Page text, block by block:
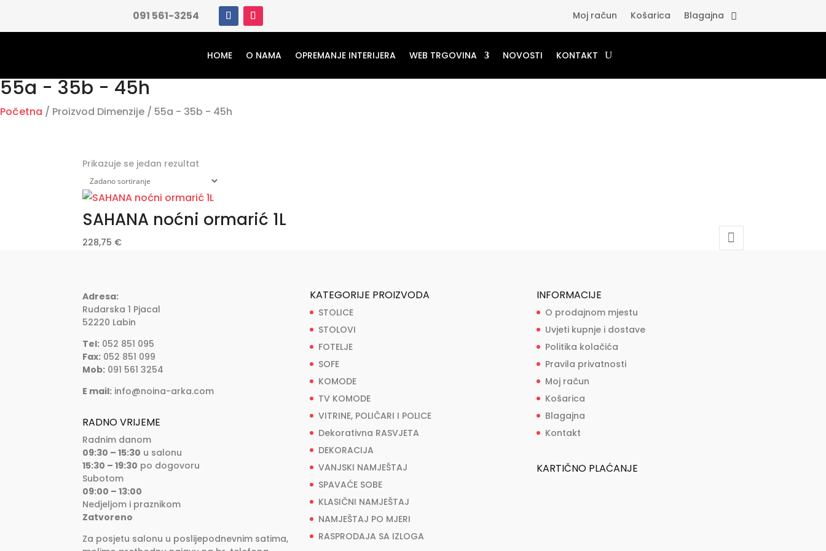
091 561-3254 Moj račun Košarica Blagajna
HOME O NAMA OPREMANJE INTERIJERA WEB TRGOVINA NOVOSTI KONTAKT
55a - 35b - 45h
Početna / Proizvod Dimenzije / 55a - 35b - 45h
Prikazuje se jedan rezultat
SAHANA noćni ormarić 1L
228,75 €
Adresa:
Rudarska 1 Pjacal
52220 Labin
Tel: 052 851 095
Fax: 052 851 099
Mob: 091 561 3254
E mail: info@noina-arka.com
RADNO VRIJEME
Radnim danom
09:30 – 15:30 u salonu
15:30 – 19:30 po dogovoru
Subotom
09:00 – 13:00
Nedjeljom i praznikom
Zatvoreno
Za posjetu salonu u poslijepodnevnim satima,
KATEGORIJE PROIZVODA
STOLICE
STOLOVI
FOTELJE
SOFE
KOMODE
TV KOMODE
VITRINE, POLIČARI I POLICE
Dekorativna RASVJETA
DEKORACIJA
VANJSKI NAMJEŠTAJ
SPAVAĆE SOBE
KLASIČNI NAMJEŠTAJ
NAMJEŠTAJ PO MJERI
RASPRODAJA SA IZLOGA
INFORMACIJE
O prodajnom mjestu
Uvjeti kupnje i dostave
Politika kolačića
Pravila privatnosti
Moj račun
Košarica
Blagajna
Kontakt
KARTIČNO PLAĆANJE